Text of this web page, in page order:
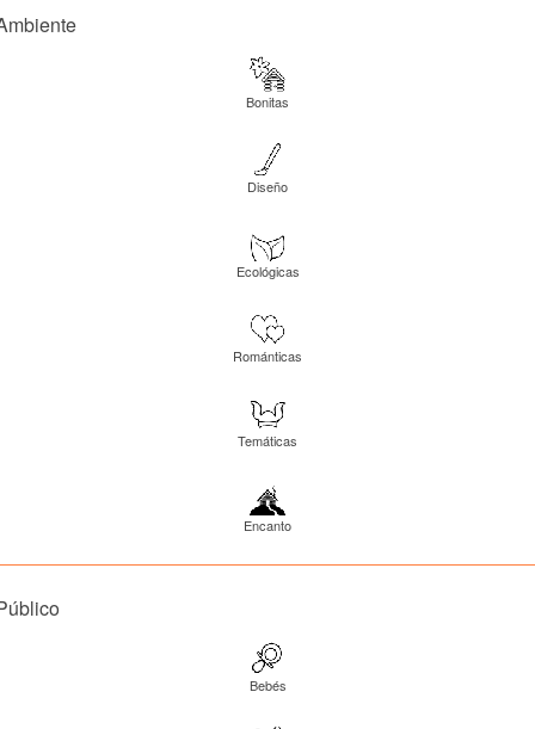
Bonitas
Diseño
Ecológicas
Románticas
Temáticas
Encanto
Bebés